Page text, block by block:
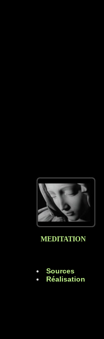
MEDITATION
Sources
Réalisation